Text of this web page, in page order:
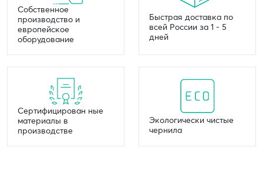
Собственное
производство и
европейское
оборудование
Быстрая доставка по
всей России за 1 - 5
дней
Сертифицирован ные
материалы в
производстве
Экологически чистые
чернила